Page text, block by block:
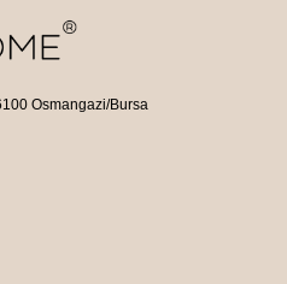
Osmangazi/Bursa